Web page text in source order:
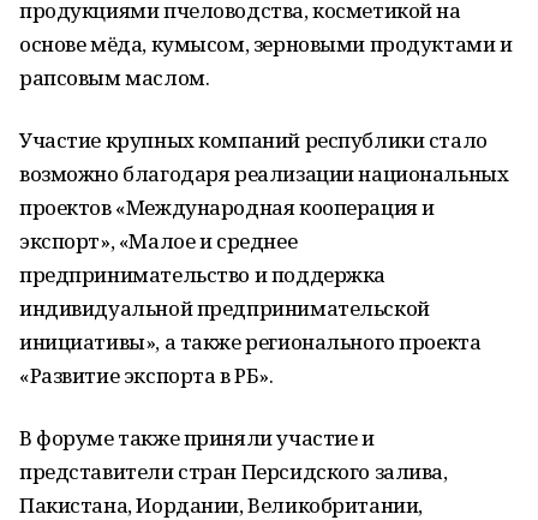
продукциями пчеловодства, косметикой на
основе мёда, кумысом, зерновыми продуктами и
рапсовым маслом.
Участие крупных компаний республики стало
возможно благодаря реализации национальных
проектов «Международная кооперация и
экспорт», «Малое и среднее
предпринимательство и поддержка
индивидуальной предпринимательской
инициативы», а также регионального проекта
«Развитие экспорта в РБ».
В форуме также приняли участие и
представители стран Персидского залива,
Пакистана, Иордании, Великобритании,